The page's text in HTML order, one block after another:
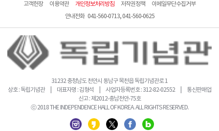
고객헌장 이용약관 개인정보처리방침 저작권정책
이메일무단수집거부
안내전화 041-560-0713, 041-560-0625
31232 충청남도 천안시 동남구 목천읍 독립기념관로 1
상호 : 독립기념관 | 대표자명 : 김형석 | 사업자등록번호 : 312-82-02552 | 통신판매업
신고 : 제2012-충남천안-75호
ⓒ 2018 THE INDEPENDENCE HALL OF KOREA. ALL RIGHTS RESERVED.